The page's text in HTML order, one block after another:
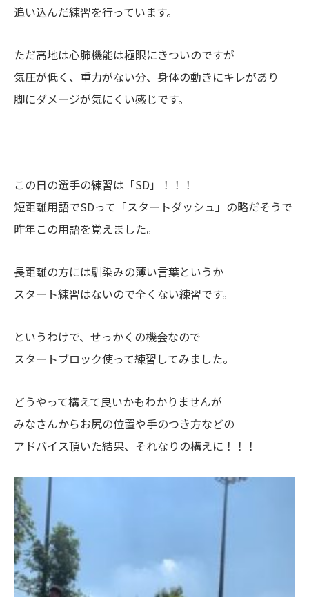
追い込んだ練習を行っています。
ただ高地は心肺機能は極限にきついのですが
気圧が低く、重力がない分、身体の動きにキレがあり
脚にダメージが気にくい感じです。
この日の選手の練習は「SD」！！！
短距離用語でSDって「スタートダッシュ」の略だそうで
昨年この用語を覚えました。
長距離の方には馴染みの薄い言葉というか
スタート練習はないので全くない練習です。
というわけで、せっかくの機会なので
スタートブロック使って練習してみました。
どうやって構えて良いかもわかりませんが
みなさんからお尻の位置や手のつき方などの
アドバイス頂いた結果、それなりの構えに！！！